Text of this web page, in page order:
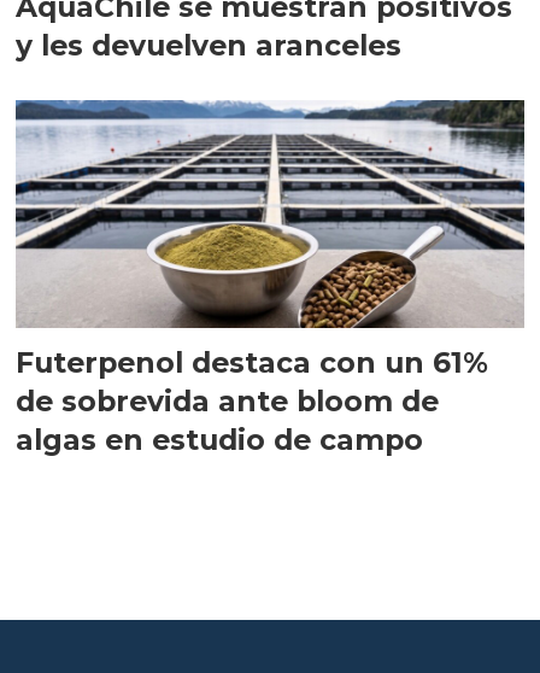
y les devuelven aranceles
Futerpenol destaca con un 61%
de sobrevida ante bloom de
algas en estudio de campo